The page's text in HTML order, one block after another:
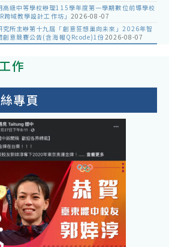
高級中等學校辦理115學年度第一學期數位前導學校
跨域教學設計工作坊」 2026-08-07
究所主辦第十九屆「創意狂想巢向未來」2026年智
創意競賽公告(含海報QRcode)1份2026-08-07
作
專頁